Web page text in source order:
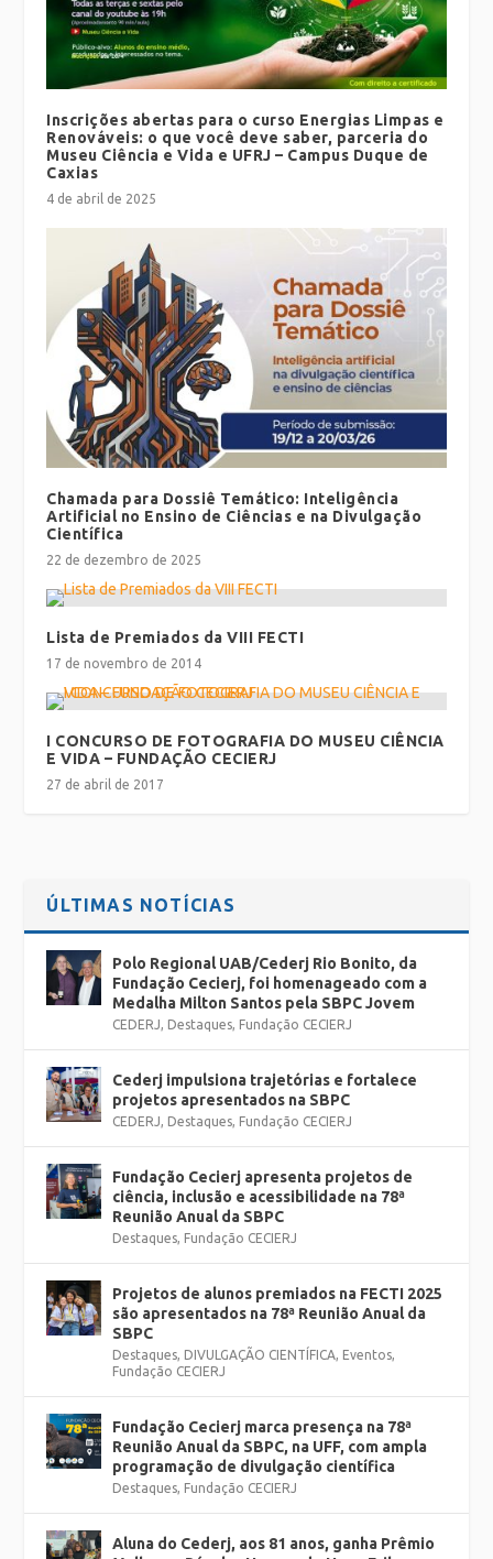
Inscrições abertas para o curso Energias Limpas e
Renováveis: o que você deve saber, parceria do
Museu Ciência e Vida e UFRJ – Campus Duque de
Caxias
4 de abril de 2025
Chamada para Dossiê Temático: Inteligência
Artificial no Ensino de Ciências e na Divulgação
Científica
22 de dezembro de 2025
Lista de Premiados da VIII FECTI
17 de novembro de 2014
I CONCURSO DE FOTOGRAFIA DO MUSEU CIÊNCIA
E VIDA – FUNDAÇÃO CECIERJ
27 de abril de 2017
ÚLTIMAS NOTÍCIAS
Polo Regional UAB/Cederj Rio Bonito, da
Fundação Cecierj, foi homenageado com a
Medalha Milton Santos pela SBPC Jovem
CEDERJ Destaques Fundação CECIERJ
Cederj impulsiona trajetórias e fortalece
projetos apresentados na SBPC
CEDERJ Destaques Fundação CECIERJ
Fundação Cecierj apresenta projetos de
ciência, inclusão e acessibilidade na 78ª
Reunião Anual da SBPC
Destaques Fundação CECIERJ
Projetos de alunos premiados na FECTI 2025
são apresentados na 78ª Reunião Anual da
SBPC
Destaques DIVULGAÇÃO CIENTÍFICA Eventos
Fundação CECIERJ
Fundação Cecierj marca presença na 78ª
Reunião Anual da SBPC, na UFF, com ampla
programação de divulgação científica
Destaques Fundação CECIERJ
Aluna do Cederj, aos 81 anos, ganha Prêmio